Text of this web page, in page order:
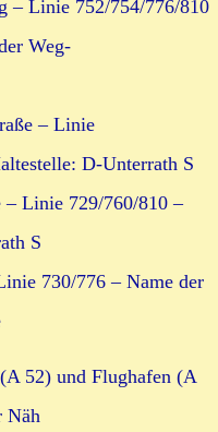
– Linie 752/754/776/810
Weg-
– Linie
D-Unterrath S
– Linie 729/760/810 –
S
730/776 – Name der
52) und Flughafen (A
Näh